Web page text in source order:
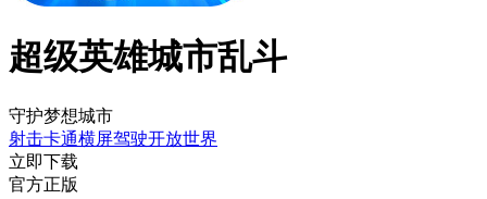
超级英雄城市乱斗
守护梦想城市
射击卡通横屏驾驶开放世界
立即下载
官方正版